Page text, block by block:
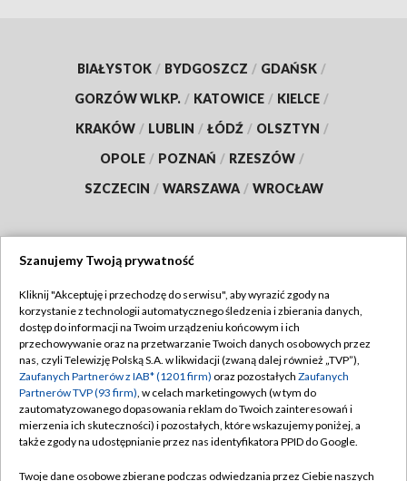
BIAŁYSTOK / BYDGOSZCZ / GDAŃSK /
GORZÓW WLKP. / KATOWICE / KIELCE /
KRAKÓW / LUBLIN / ŁÓDŹ / OLSZTYN /
OPOLE / POZNAŃ / RZESZÓW /
SZCZECIN / WARSZAWA / WROCŁAW
TVP
Abonament TVP
Emisja w TVP
Centrum informacji TVP
Naziemna Telewizja Cyfrowa
Regulamin TVP
Polityka prywatności
Moje zgody
Pomoc
Szanujemy Twoją prywatność
Kliknij "Akceptuję i przechodzę do serwisu", aby wyrazić zgody na
korzystanie z technologii automatycznego śledzenia i zbierania danych,
dostęp do informacji na Twoim urządzeniu końcowym i ich
przechowywanie oraz na przetwarzanie Twoich danych osobowych przez
nas, czyli Telewizję Polską S.A. w likwidacji (zwaną dalej również „TVP”),
Zaufanych Partnerów z IAB* (1201 firm) oraz pozostałych Zaufanych
Partnerów TVP (93 firm), w celach marketingowych (w tym do
zautomatyzowanego dopasowania reklam do Twoich zainteresowań i
mierzenia ich skuteczności) i pozostałych, które wskazujemy poniżej, a
także zgody na udostępnianie przez nas identyfikatora PPID do Google.
Twoje dane osobowe zbierane podczas odwiedzania przez Ciebie naszych